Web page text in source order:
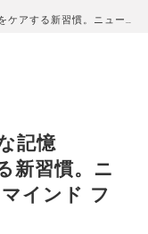
ケアする新習慣。ニュー…
記憶
新習慣。ニ
インド フ